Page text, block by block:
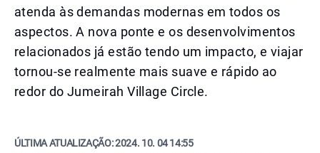
atenda às demandas modernas em todos os
aspectos. A nova ponte e os desenvolvimentos
relacionados já estão tendo um impacto, e viajar
tornou-se realmente mais suave e rápido ao
redor do Jumeirah Village Circle.
ÚLTIMA ATUALIZAÇÃO:2024. 10. 04 14:55